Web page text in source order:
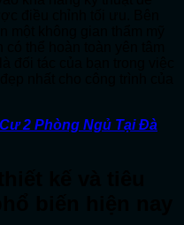
2 Phòng Ngủ Tại Đà